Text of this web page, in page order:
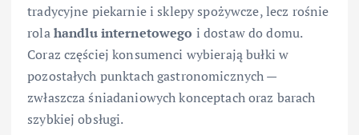
tradycyjne piekarnie i sklepy spożywcze, lecz rośnie
rolahandlu internetowego i dostaw do domu.
Coraz częściej konsumenci wybierają bułki w
pozostałych punktach gastronomicznych —
zwłaszcza śniadaniowych konceptach oraz barach
szybkiej obsługi.